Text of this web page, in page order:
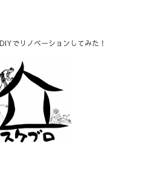
でリノベーションしてみた！